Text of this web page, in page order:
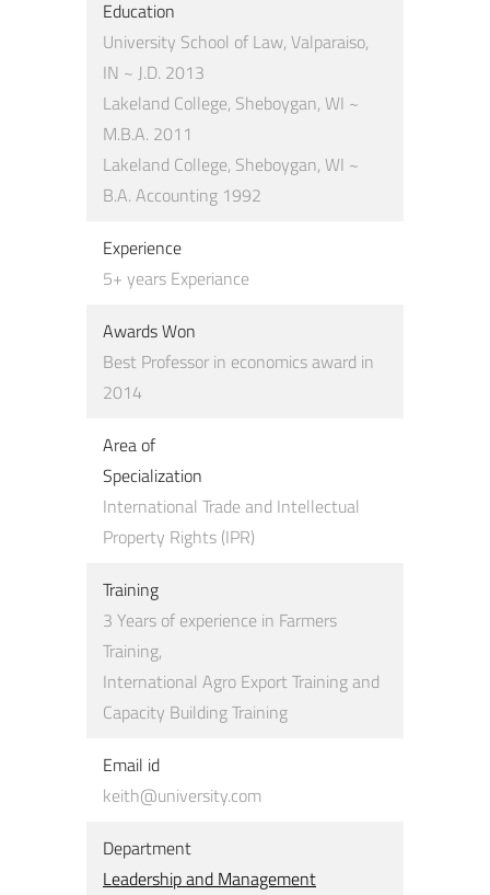
Education
University School of Law, Valparaiso,
IN ~ J.D. 2013
Lakeland College, Sheboygan, WI ~
M.B.A. 2011
Lakeland College, Sheboygan, WI ~
B.A. Accounting 1992
Experience
5+ years Experiance
Awards Won
Best Professor in economics award in
2014
Area of
Specialization
International Trade and Intellectual
Property Rights (IPR)
Training
3 Years of experience in Farmers
Training,
International Agro Export Training and
Capacity Building Training
Email id
keith@university.com
Department
Leadership and Management